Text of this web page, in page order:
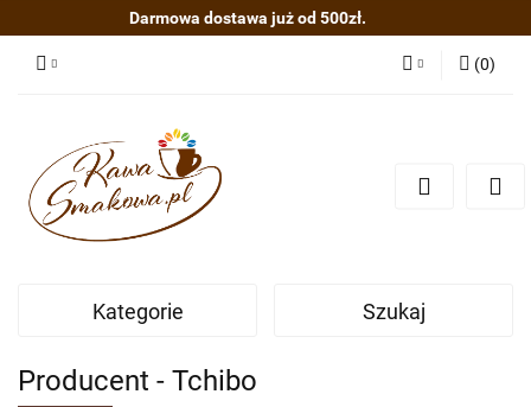
Darmowa dostawa już od 500zł.
Dodaj zgłoszenie
(0)
Kategorie Szukaj
Producent - Tchibo